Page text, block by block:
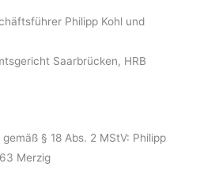
Philipp Kohl und
Saarbrücken, HRB
§ 18 Abs. 2 MStV: Philipp
Merzig